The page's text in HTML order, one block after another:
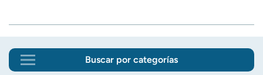
Buscar por categorías